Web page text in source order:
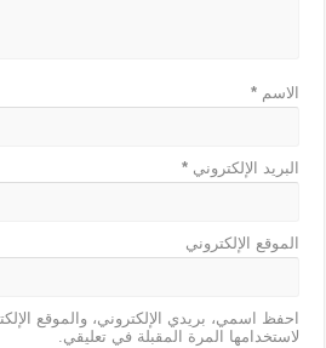
الاسم*
البريد الإلكتروني*
الموقع الإلكتروني
احفظ اسمي، بريدي الإلكتروني، والموقع
لاستخدامها المرة المقبلة في تعليقي.